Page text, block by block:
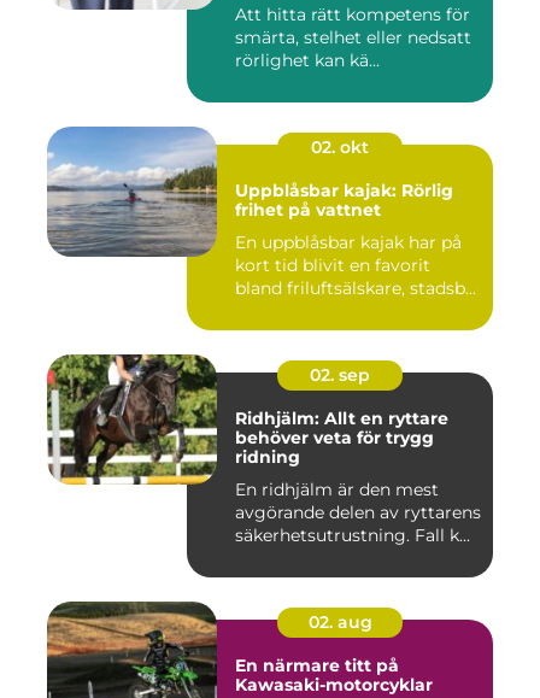
Att hitta rätt kompetens för
smärta, stelhet eller nedsatt
rörlighet kan kä...
02. okt
Uppblåsbar kajak: Rörlig
frihet på vattnet
En uppblåsbar kajak har på
kort tid blivit en favorit
bland friluftsälskare, stadsb...
02. sep
Ridhjälm: Allt en ryttare
behöver veta för trygg
ridning
En ridhjälm är den mest
avgörande delen av ryttarens
säkerhetsutrustning. Fall k...
02. aug
En närmare titt på
Kawasaki-motorcyklar